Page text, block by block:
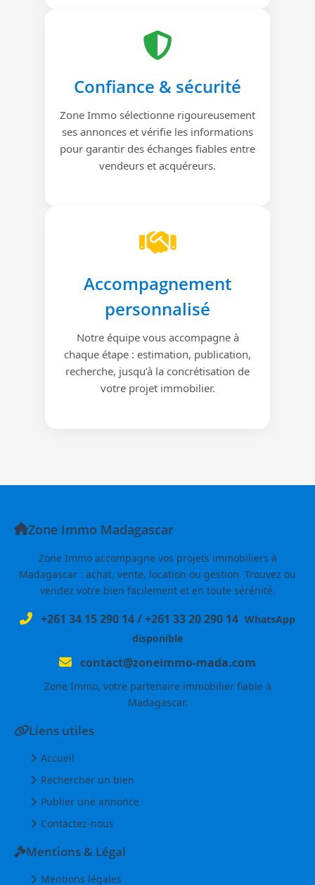
Confiance & sécurité
Zone Immo sélectionne rigoureusement
ses annonces et vérifie les informations
pour garantir des échanges fiables entre
vendeurs et acquéreurs.
Accompagnement
personnalisé
Notre équipe vous accompagne à
chaque étape : estimation, publication,
recherche, jusqu’à la concrétisation de
votre projet immobilier.
Zone Immo Madagascar
Zone Immo accompagne vos projets immobiliers à
Madagascar : achat, vente, location ou gestion. Trouvez ou
vendez votre bien facilement et en toute sérénité.
+261 34 15 290 14/+261 33 20 290 14 WhatsApp
disponible
contact@zoneimmo-mada.com
Zone Immo, votre partenaire immobilier fiable à
Madagascar.
Liens utiles
Accueil
Rechercher un bien
Publier une annonce
Contactez-nous
Mentions & Légal
Mentions légales